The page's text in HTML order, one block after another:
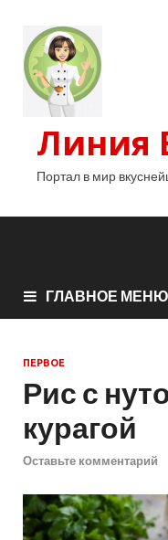
Линия
Портал в мир
ГЛАВНОЕ МЕНЮ
ПЕРВОЕ
Рис с
курагой
Оставьте комментарий